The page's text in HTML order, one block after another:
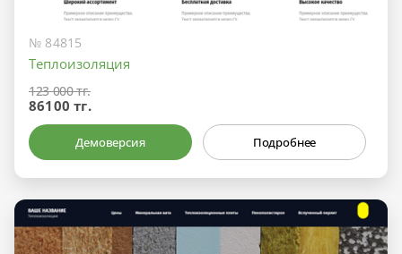
№ 84815
Теплоизоляция
123 000 тг.
86100 тг.
Демоверсия Подробнее